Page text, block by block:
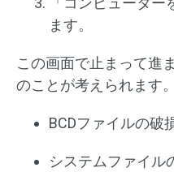
ます。
この画面で止まって進
のことが考えられます。
BCDファイルの破
システムファイル